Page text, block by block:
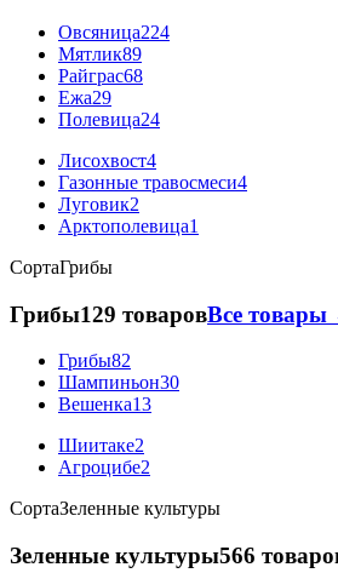
Овсяница224
Мятлик89
Райграс68
Ежа29
Полевица24
Лисохвост4
Газонные травосмеси4
Луговик2
Арктополевица1
СортаГрибы
Грибы129 товаровВсе товары
Грибы82
Шампиньон30
Вешенка13
Шиитаке2
Агроцибе2
СортаЗеленные культуры
Зеленные культуры566